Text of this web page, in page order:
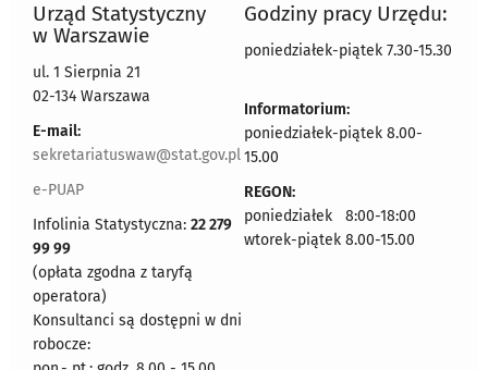
Urząd Statystyczny
w Warszawie
ul. 1 Sierpnia 21
02-134 Warszawa
E-mail:
sekretariatuswaw@stat.gov.pl
e-PUAP
Infolinia Statystyczna: 22 279
99 99
(opłata zgodna z taryfą
operatora)
Konsultanci są dostępni w dni
robocze:
Godziny pracy Urzędu:
poniedziałek-piątek 7.30-15.30
Informatorium:
poniedziałek-piątek 8.00-
15.00
REGON:
poniedziałek 8:00-18:00
wtorek-piątek 8.00-15.00